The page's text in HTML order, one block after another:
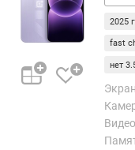
р
о
в
/
16 ГБ
16 ГБ
2025
fast
нет